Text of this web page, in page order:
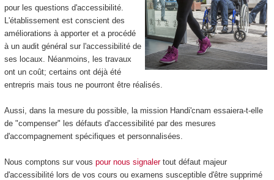
pour les questions d'accessibilité.
L'établissement est conscient des
améliorations à apporter et a procédé
à un audit général sur l'accessibilité de
ses locaux. Néanmoins, les travaux
ont un coût; certains ont déjà été
entrepris mais tous ne pourront être réalisés.
Aussi, dans la mesure du possible, la mission Handi'cnam essaiera-t-elle
de "compenser" les défauts d'accessibilité par des mesures
d'accompagnement spécifiques et personnalisées.
Nous comptons sur vous pour nous signalertout défaut majeur
d'accessibilité lors de vos cours ou examens susceptible d'être supprimé